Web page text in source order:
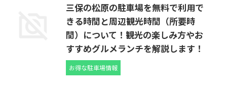
三保の松原の駐車場を無料で利用で
きる時間と周辺観光時間（所要時
間）について！観光の楽しみ方やお
すすめグルメランチを解説します！
お得な駐車場情報